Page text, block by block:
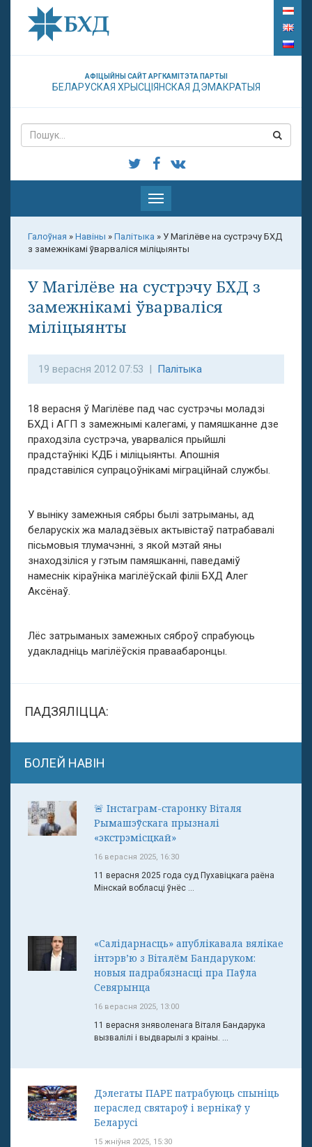
АФІЦЫЙНЫ САЙТ АРГКАМІТЭТА ПАРТЫІ
БЕЛАРУСКАЯ ХРЫСЦІЯНСКАЯ ДЭМАКРАТЫЯ
Паказаць
меню
Галоўная » Навіны » Палітыка » У Магілёве на сустрэчу БХД
з замежнікамі ўварваліся міліцыянты
У Магілёве на сустрэчу БХД з
замежнікамі ўварваліся
міліцыянты
19 верасня 2012 07:53 | Палітыка
18 верасня ў Магілёве пад час сустрэчы моладзі
БХД і АГП з замежнымі калегамі, у памяшканне дзе
праходзіла сустрэча, уварваліся прыйшлі
прадстаўнікі КДБ і міліцыянты. Апошнія
прадставіліся супрацоўнікамі міграційнай службы.
У выніку замежныя сябры былі затрыманы, ад
беларускіх жа маладзёвых актывістаў патрабавалі
пісьмовыя тлумачэнні, з якой мэтай яны
знаходзіліся у гэтым памяшканні, паведаміў
намеснік кіраўніка магілёўскай філіі БХД Алег
Аксёнаў.
Лёс затрыманых замежных сяброў спрабуюць
удакладніць магілёўскія праваабаронцы.
ПАДЗЯЛІЦЦА:
БОЛЕЙ НАВІН
🚨 Інстаграм-старонку Віталя
Рымашэўскага прызналі
«экстрэмісцкай»
16 верасня 2025, 16:30
11 верасня 2025 года суд Пухавіцкага раёна
Мінскай вобласці ўнёс ...
«Салідарнасць» апублікавала вялікае
інтэрв’ю з Віталём Бандаруком:
новыя падрабязнасці пра Паўла
Севярынца
16 верасня 2025, 13:00
11 верасня зняволенага Віталя Бандарука
вызвалілі і выдварылі з краіны. ...
Дэлегаты ПАРЕ патрабуюць спыніць
пераслед святароў і вернікаў у
Беларусі
15 жніўня 2025, 15:30